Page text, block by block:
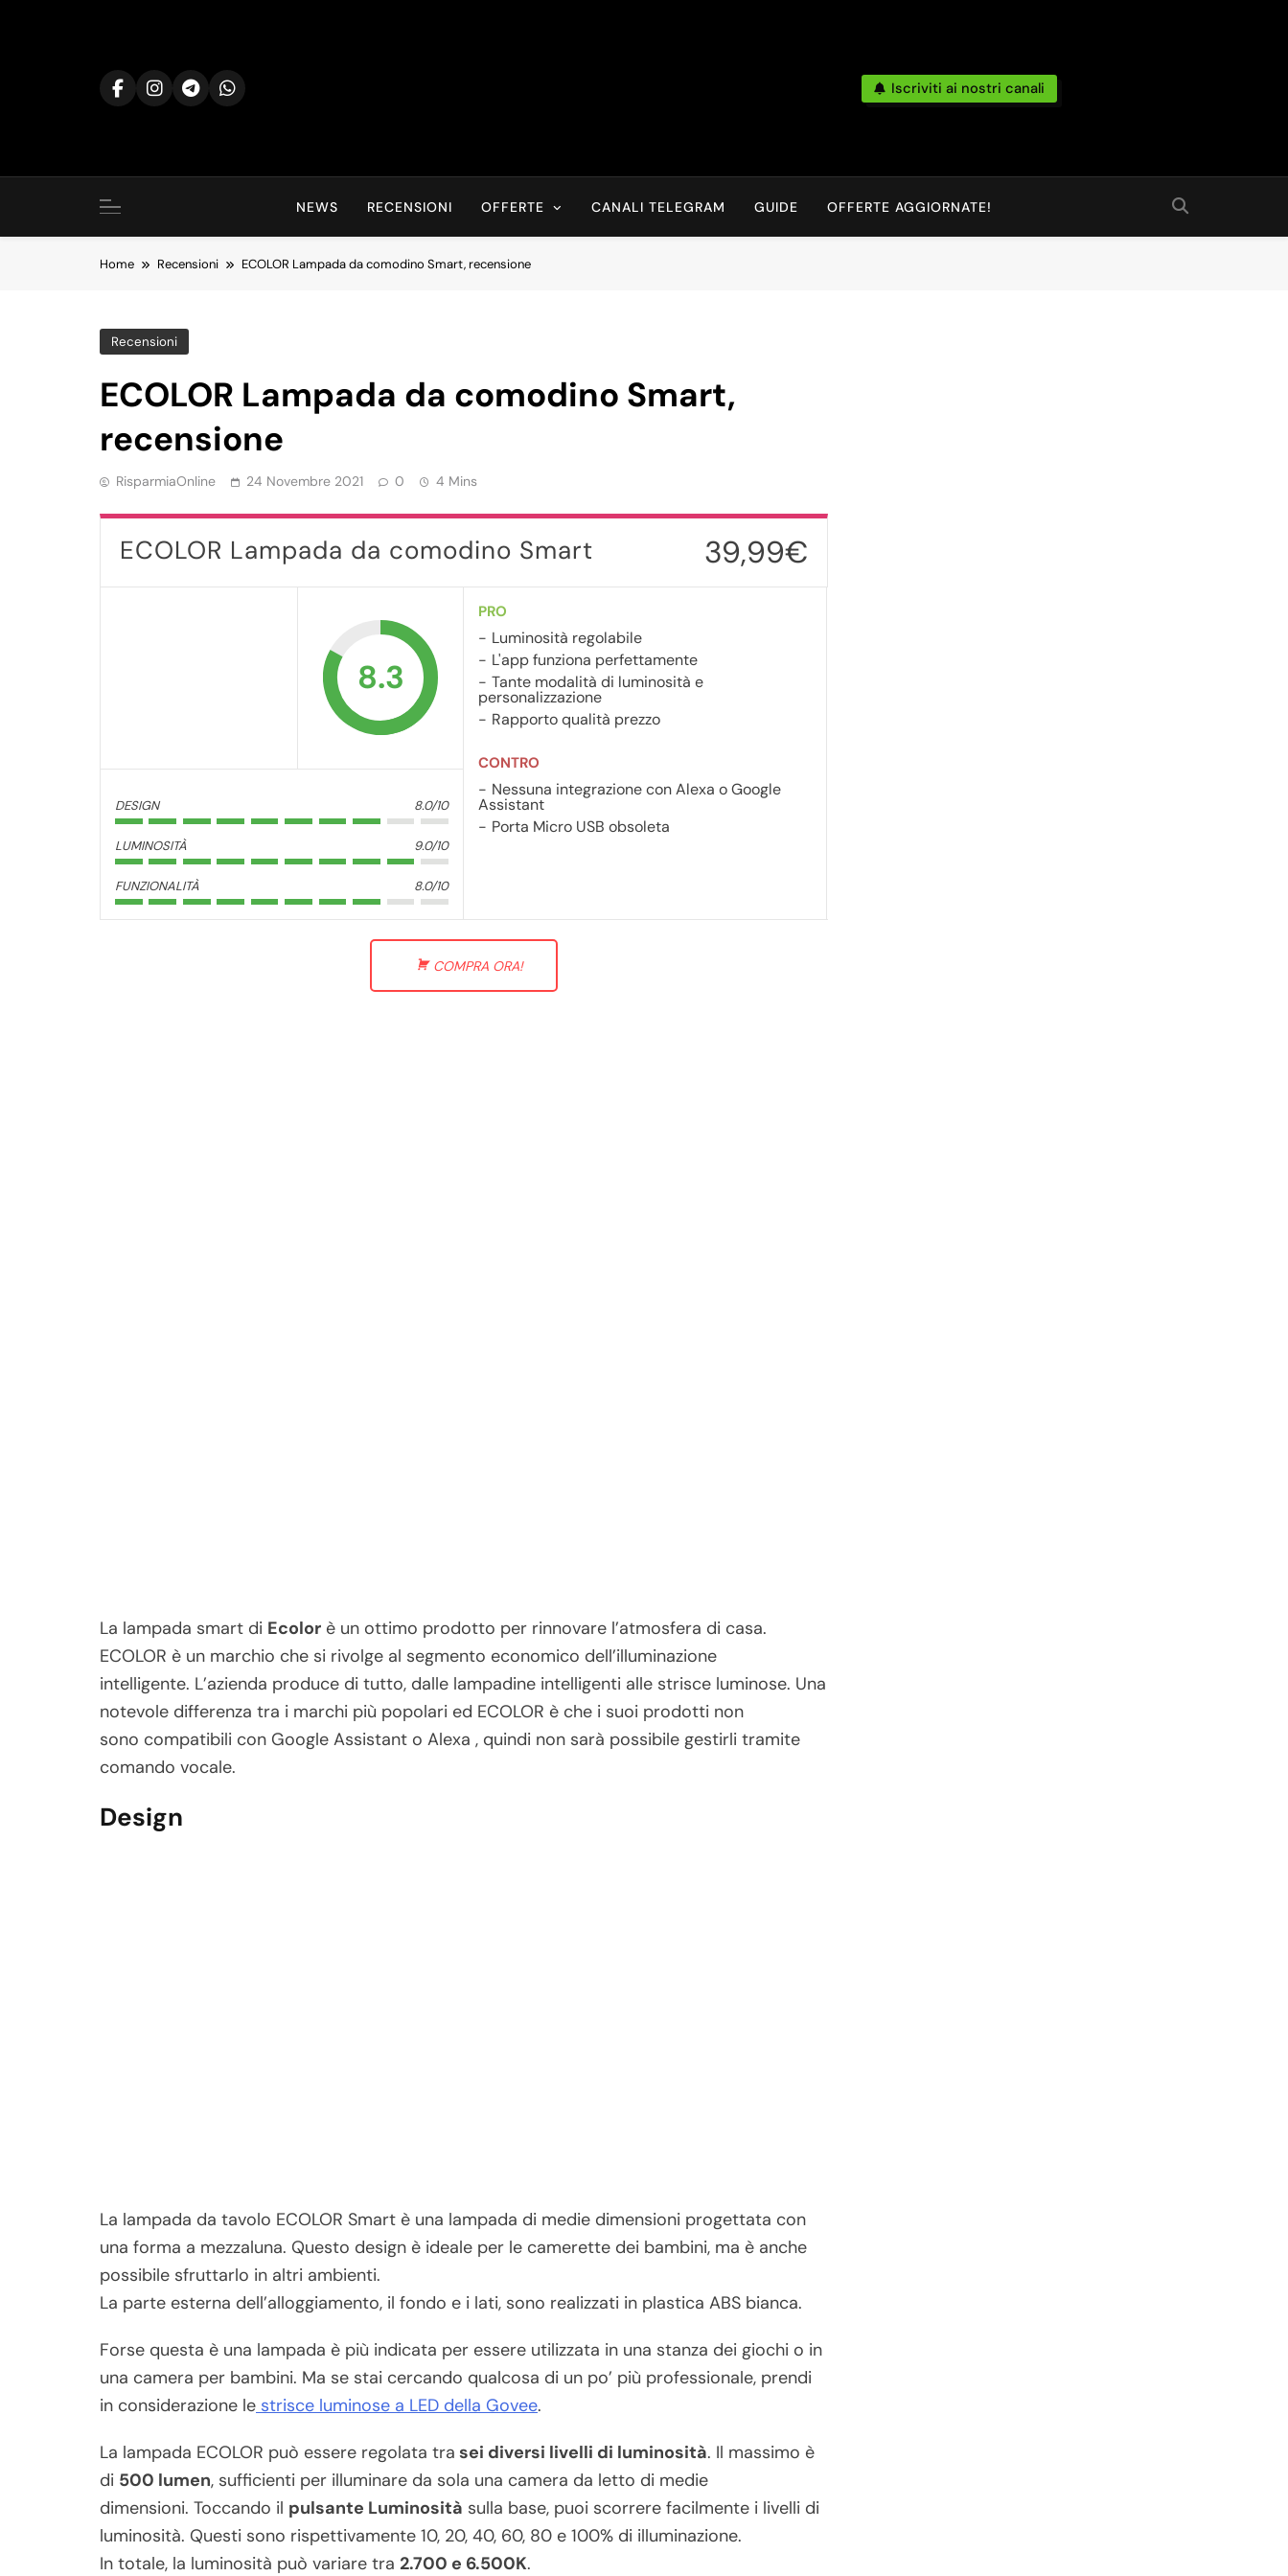
Risparmia Online
Iscriviti ai nostri canali
NEWS RECENSIONI OFFERTE CANALI TELEGRAM GUIDE OFFERTE AGGIORNATE!
Home Recensioni ECOLOR Lampada da comodino Smart, recensione
Recensioni
ECOLOR Lampada da comodino Smart,
recensione
RisparmiaOnline 24 Novembre 2021 0 4 Mins
ECOLOR Lampada da comodino Smart 39,99€
8.3
DESIGN 8.0/10
LUMINOSITÀ 9.0/10
FUNZIONALITÀ 8.0/10
PRO
Luminosità regolabile
L'app funziona perfettamente
Tante modalità di luminosità e
personalizzazione
Rapporto qualità prezzo
CONTRO
Nessuna integrazione con Alexa o Google
Assistant
Porta Micro USB obsoleta
COMPRA ORA!
La lampada smart di Ecolor è un ottimo prodotto per rinnovare l’atmosfera di casa.
ECOLOR è un marchio che si rivolge al segmento economico dell’illuminazione
intelligente. L’azienda produce di tutto, dalle lampadine intelligenti alle strisce luminose. Una
notevole differenza tra i marchi più popolari ed ECOLOR è che i suoi prodotti non
sono compatibili con Google Assistant o Alexa , quindi non sarà possibile gestirli tramite
comando vocale.
Design
La lampada da tavolo ECOLOR Smart è una lampada di medie dimensioni progettata con
una forma a mezzaluna. Questo design è ideale per le camerette dei bambini, ma è anche
possibile sfruttarlo in altri ambienti.
La parte esterna dell’alloggiamento, il fondo e i lati, sono realizzati in plastica ABS bianca.
Forse questa è una lampada è più indicata per essere utilizzata in una stanza dei giochi o in
una camera per bambini. Ma se stai cercando qualcosa di un po’ più professionale, prendi
in considerazione le strisce luminose a LED della Govee.
La lampada ECOLOR può essere regolata tra sei diversi livelli di luminosità. Il massimo è
di 500 lumen, sufficienti per illuminare da sola una camera da letto di medie
dimensioni. Toccando il pulsante Luminosità sulla base, puoi scorrere facilmente i livelli di
luminosità. Questi sono rispettivamente 10, 20, 40, 60, 80 e 100% di illuminazione.
In totale, la luminosità può variare tra 2.700 e 6.500K.